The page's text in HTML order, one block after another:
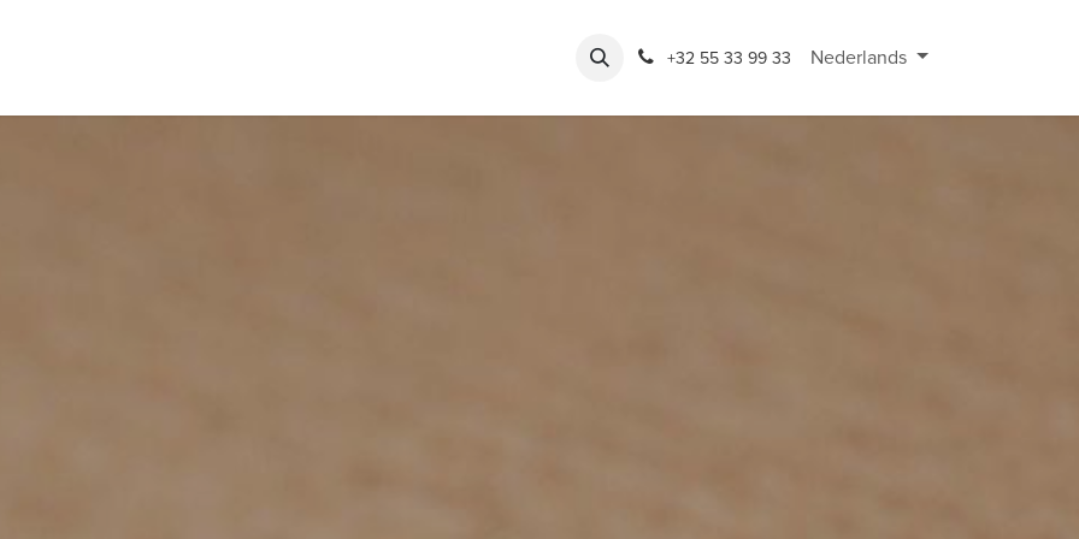
Rondeshop Contact en openingsuren
+32 55 33 99 33 Nederlands